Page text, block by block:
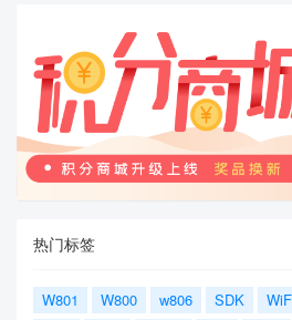
热门标签
W801 W800 w806 SDK